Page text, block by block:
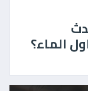
الماء؟